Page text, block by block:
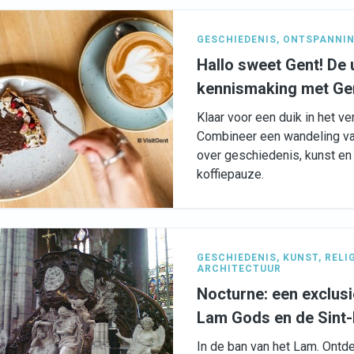
GESCHIEDENIS,
Hallo sweet Gent!
kennismaking met
Klaar voor een duik in het
Combineer een wandeling
over geschiedenis, kunst
koffiepauze.
GESCHIEDENIS, KUNST,
ARCHITECTUUR
Nocturne: een
Lam Gods en de
In de ban van het Lam.